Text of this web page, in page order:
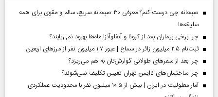
صبحانه چی درست کنم؟ معرفی ۳۰ صبحانه سریع، سالم و مقوی برای همه
سلیقه‌ها
چرا برخی بیماران بعد از کرونا و آنفلوآنزا ماه‌ها بهبود نمی‌یابند؟
ثبت‌نام ۲.۵ میلیون زائر در سماح | عبور ۱.۷ میلیون نفر از مرز‌های اربعین
چرا بعد از سفرهای طولانی گوارش‌تان به هم می‌ریزد؟
چرا ساختمان‌های ناایمن تهران تعیین تکلیف نمی‌شوند؟
آمار معلولیت در ایران | بیش از ۱۰.۵ میلیون نفر با محدودیت عملکردی